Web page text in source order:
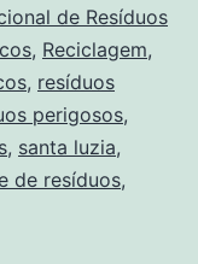
de Resíduos
, Reciclagem,
, resíduos
perigosos,
, santa luzia,
de resíduos,